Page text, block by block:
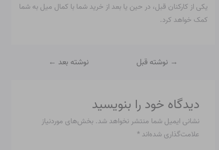
یکی از کارکنان قبل، در حین یا بعد از خرید شما با کمال میل به شما
کمک خواهد کرد.
→ نوشته قبل نوشته بعد ←
دیدگاه‌ خود را بنویسید
نشانی ایمیل شما منتشر نخواهد شد. بخش‌های موردنیاز
علامت‌گذاری شده‌اند*